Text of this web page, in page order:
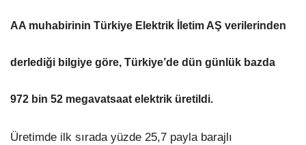
AA muhabirinin Türkiye Elektrik İletim AŞ verilerinden
derlediği bilgiye göre, Türkiye’de dün günlük bazda
972 bin 52 megavatsaat elektrik üretildi.
Üretimde ilk sırada yüzde 25,7 payla barajlı